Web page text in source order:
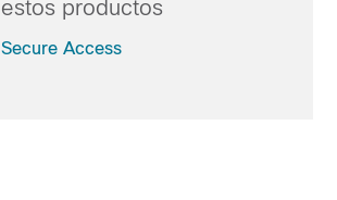
estos productos
Secure Access